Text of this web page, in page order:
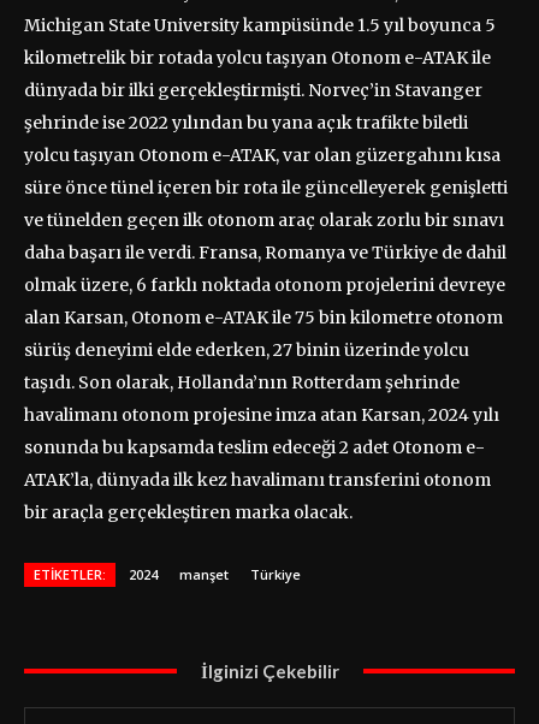
Michigan State University kampüsünde 1.5 yıl boyunca 5
kilometrelik bir rotada yolcu taşıyan Otonom e-ATAK ile
dünyada bir ilki gerçekleştirmişti. Norveç’in Stavanger
şehrinde ise 2022 yılından bu yana açık trafikte biletli
yolcu taşıyan Otonom e-ATAK, var olan güzergahını kısa
süre önce tünel içeren bir rota ile güncelleyerek genişletti
ve tünelden geçen ilk otonom araç olarak zorlu bir sınavı
daha başarı ile verdi. Fransa, Romanya ve Türkiye de dahil
olmak üzere, 6 farklı noktada otonom projelerini devreye
alan Karsan, Otonom e-ATAK ile 75 bin kilometre otonom
sürüş deneyimi elde ederken, 27 binin üzerinde yolcu
taşıdı. Son olarak, Hollanda’nın Rotterdam şehrinde
havalimanı otonom projesine imza atan Karsan, 2024 yılı
sonunda bu kapsamda teslim edeceği 2 adet Otonom e-
ATAK’la, dünyada ilk kez havalimanı transferini otonom
bir araçla gerçekleştiren marka olacak.
ETIKETLER: 2024 manşet Türkiye
İlginizi Çekebilir